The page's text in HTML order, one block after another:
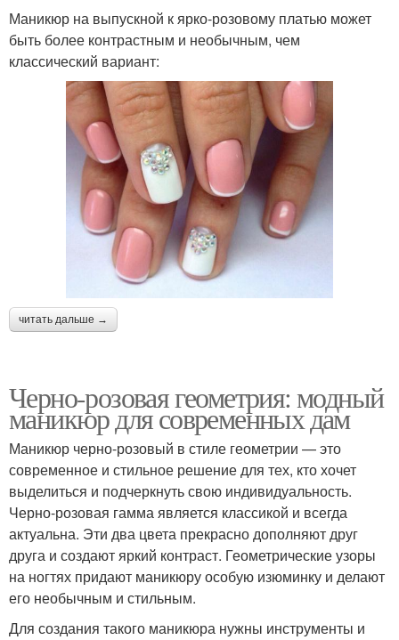
Маникюр на выпускной к ярко-розовому платью может
быть более контрастным и необычным, чем
классический вариант:
читать дальше →
Черно-розовая геометрия: модный
маникюр для современных дам
Маникюр черно-розовый в стиле геометрии — это
современное и стильное решение для тех, кто хочет
выделиться и подчеркнуть свою индивидуальность.
Черно-розовая гамма является классикой и всегда
актуальна. Эти два цвета прекрасно дополняют друг
друга и создают яркий контраст. Геометрические узоры
на ногтях придают маникюру особую изюминку и делают
его необычным и стильным.
Для создания такого маникюра нужны инструменты и